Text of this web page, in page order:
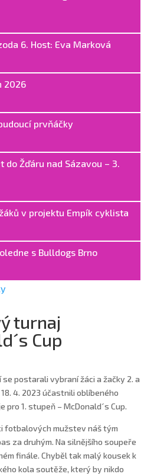
6. Host: Eva Marková
2026
prvňáčky
do Žďáru nad Sázavou – 3.
v projektu Empík cyklista
s Bulldogs Brno
turnaj
Cup
postarali vybraní žáci a žačky 2. a
4. 2023 účastnili oblíbeného
1. stupeň – McDonald´s Cup.
fotbalových mužstev náš tým
za druhým. Na silnějšího soupeře
finále. Chyběl tak malý kousek k
kola soutěže, který by nikdo